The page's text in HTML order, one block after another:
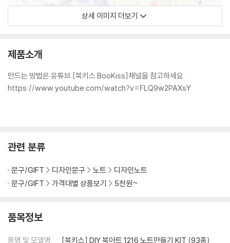
상세 이미지 더보기
제품소개
만드는 방법은 유튜브 [북키스 BooKiss]채널을 참고하세요.
https://www.youtube.com/watch?v=FLQ9w2PAXsY
관련 분류
문구/GIFT 디자인문구 노트
디자인노트
문구/GIFT
가격대별 상품보기 5천원~
품목정보
품명 및 모델명
[북키스] DIY 북아트 1216 노트만들기 KIT (93종)